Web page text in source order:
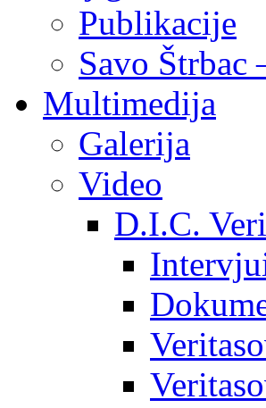
Publikacije
Savo Štrbac
Multimedija
Galerija
Video
D.I.C.